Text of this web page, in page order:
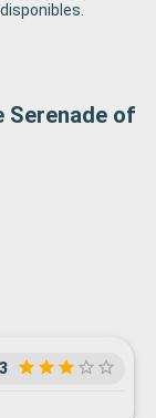
Serenade of
3